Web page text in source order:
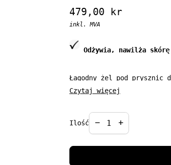
Regular price
479,00 kr
inkl. MVA
Odżywia, nawilża
Łagodny żel pod prysznic
przeznaczony do
Żel doskonale myje i
Pojemność: 1000 ml
Czytaj więcej
Ilość
Decrease
remove
Increase
add